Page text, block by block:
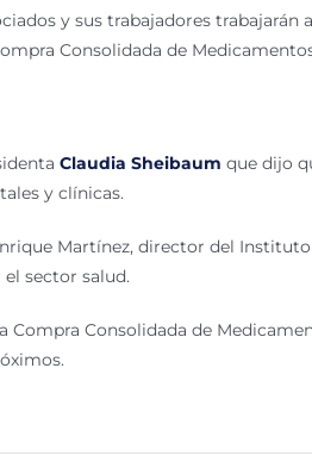
y sus trabajadores trabajarán
Consolidada de
Claudia Sheibaum que dijo
y clínicas.
Martínez, director del
sector salud.
Consolidada de
.